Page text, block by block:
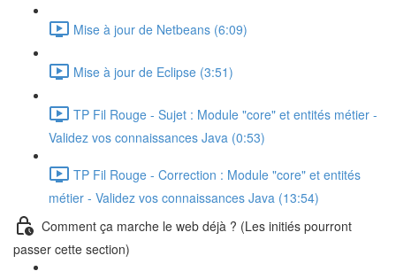
Mise à jour de Netbeans (6:09)
Mise à jour de Eclipse (3:51)
TP Fil Rouge - Sujet : Module "core" et entités métier -
Validez vos connaissances Java (0:53)
TP Fil Rouge - Correction : Module "core" et entités
métier - Validez vos connaissances Java (13:54)
Comment ça marche le web déjà ? (Les initiés pourront
passer cette section)